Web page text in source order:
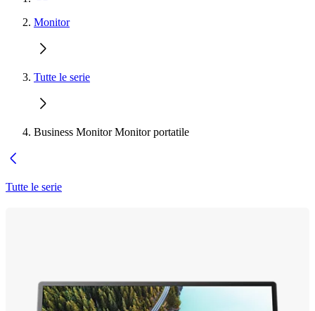
Monitor
Tutte le serie
Business Monitor Monitor portatile
Tutte le serie